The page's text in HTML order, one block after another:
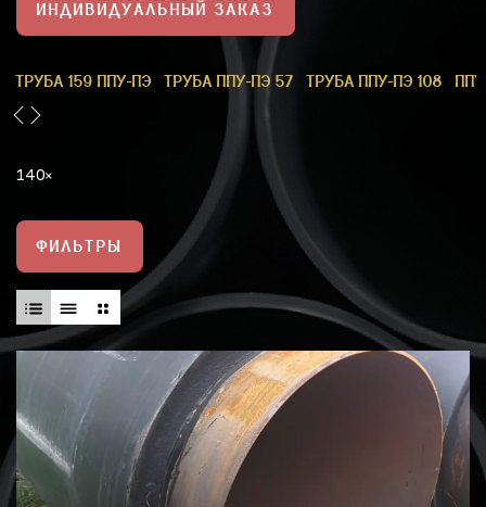
ИНДИВИДУАЛЬНЫЙ ЗАКАЗ
ТРУБА 159 ППУ-ПЭ ТРУБА ППУ-ПЭ 57 ТРУБА ППУ-ПЭ 108
140
ФИЛЬТРЫ